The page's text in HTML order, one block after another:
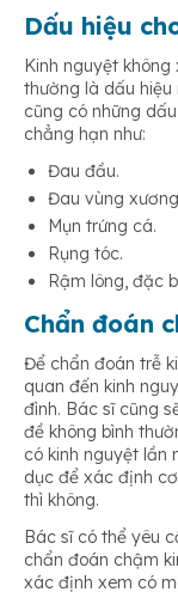
Dấu hiệu
Kinh nguyệt
thường là dấu hiệu
cũng có những
chẳng hạn như:
Đau đầu.
Đau vùng
Mụn trứng cá.
Rụng tóc.
Rậm lông, đặc
Chẩn đoán
Để chẩn đoán trễ
quan đến kinh
đình. Bác sĩ cũng
đề không bình
có kinh nguyệt lần
dục để xác định
thì không.
Bác sĩ có thể yêu
chẩn đoán chậm
xác định xem có